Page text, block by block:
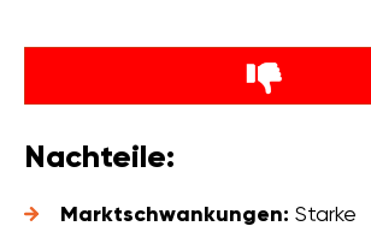
Nachteile:
Marktschwankungen: Starke